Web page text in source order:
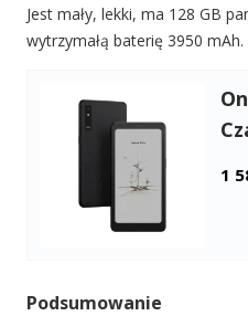
Jest mały, lekki, ma 128 GB
wytrzymałą baterię 3950 mAh.
1
Podsumowanie